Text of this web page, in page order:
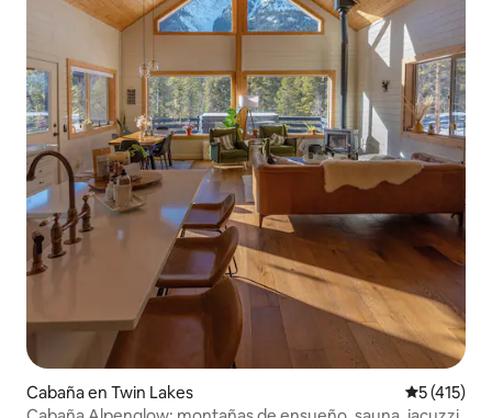
Cabaña en Twin Lakes
5 (415)